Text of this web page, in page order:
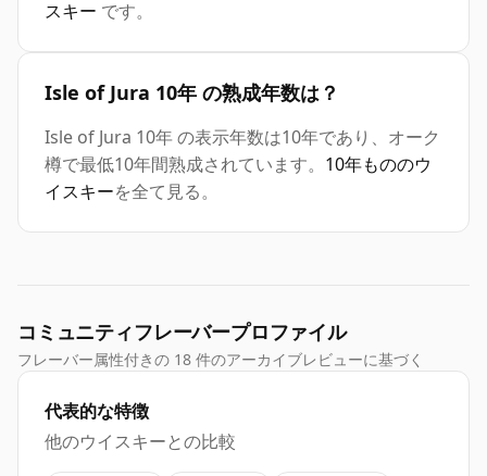
スキー です。
Isle of Jura 10年 の熟成年数は？
Isle of Jura 10年 の表示年数は10年であり、オーク
樽で最低10年間熟成されています。 10年もののウ
イスキーを全て見る。
コミュニティフレーバープロファイル
フレーバー属性付きの 18 件のアーカイブレビューに基づく
代表的な特徴
他のウイスキーとの比較